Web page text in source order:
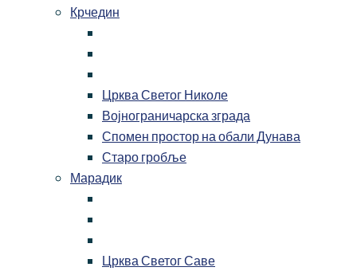
Крчедин
Црква Светог Николе
Војнограничарска зграда
Спомен простор на обали Дунава
Старо гробље
Марадик
Црква Светог Саве